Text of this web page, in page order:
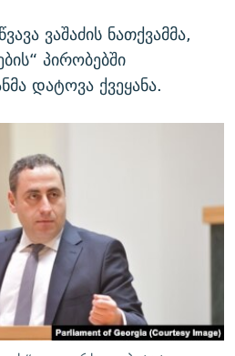
ვაშაძის ნათქვამმა,
პირობებში
დატოვა ქვეყანა.